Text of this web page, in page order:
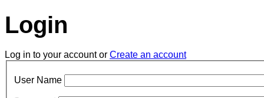
Login
Log in to your account or Create an account
User Name